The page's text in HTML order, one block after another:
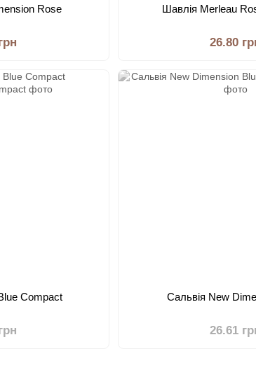
Rose Шавлія Merleau
26.80
Compact Сальвія New
26.61